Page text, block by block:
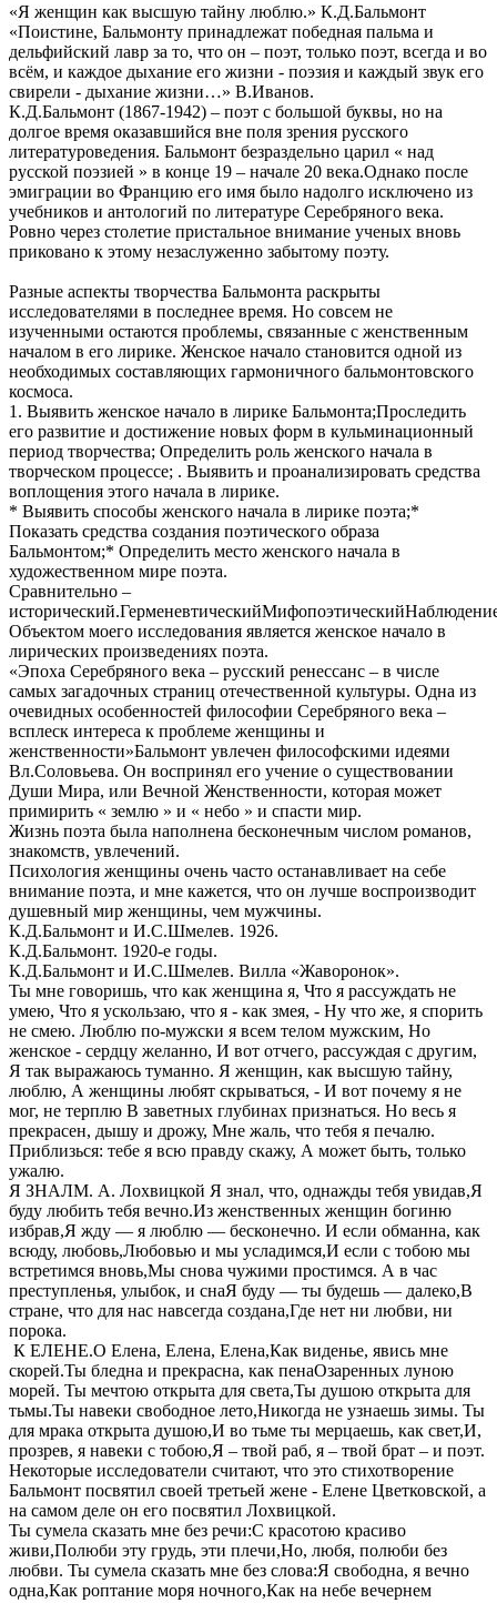
«Я женщин как высшую тайну люблю.» К.Д.Бальмонт
«Поистине, Бальмонту принадлежат победная пальма и
дельфийский лавр за то, что он – поэт, только поэт, всегда и во
всём, и каждое дыхание его жизни - поэзия и каждый звук его
свирели - дыхание жизни…» В.Иванов.
К.Д.Бальмонт (1867-1942) – поэт с большой буквы, но на
долгое время оказавшийся вне поля зрения русского
литературоведения. Бальмонт безраздельно царил « над
русской поэзией » в конце 19 – начале 20 века.Однако после
эмиграции во Францию его имя было надолго исключено из
учебников и антологий по литературе Серебряного века.
Ровно через столетие пристальное внимание ученых вновь
приковано к этому незаслуженно забытому поэту.
Разные аспекты творчества Бальмонта раскрыты
исследователями в последнее время. Но совсем не
изученными остаются проблемы, связанные с женственным
началом в его лирике. Женское начало становится одной из
необходимых составляющих гармоничного бальмонтовского
космоса.
1. Выявить женское начало в лирике Бальмонта;Проследить
его развитие и достижение новых форм в кульминационный
период творчества; Определить роль женского начала в
творческом процессе; . Выявить и проанализировать средства
воплощения этого начала в лирике.
* Выявить способы женского начала в лирике поэта;*
Показать средства создания поэтического образа
Бальмонтом;* Определить место женского начала в
художественном мире поэта.
Сравнительно –
Объектом моего исследования является женское начало в
лирических произведениях поэта.
«Эпоха Серебряного века – русский ренессанс – в числе
самых загадочных страниц отечественной культуры. Одна из
очевидных особенностей философии Серебряного века –
всплеск интереса к проблеме женщины и
женственности»Бальмонт увлечен философскими идеями
Вл.Соловьева. Он воспринял его учение о существовании
Души Мира, или Вечной Женственности, которая может
примирить « землю » и « небо » и спасти мир.
Жизнь поэта была наполнена бесконечным числом романов,
знакомств, увлечений.
Психология женщины очень часто останавливает на себе
внимание поэта, и мне кажется, что он лучше воспроизводит
душевный мир женщины, чем мужчины.
К.Д.Бальмонт и И.С.Шмелев. 1926.
К.Д.Бальмонт. 1920-е годы.
К.Д.Бальмонт и И.С.Шмелев. Вилла «Жаворонок».
Ты мне говоришь, что как женщина я, Что я рассуждать не
умею, Что я ускользаю, что я - как змея, - Ну что же, я спорить
не смею. Люблю по-мужски я всем телом мужским, Но
женское - сердцу желанно, И вот отчего, рассуждая с другим,
Я так выражаюсь туманно. Я женщин, как высшую тайну,
люблю, А женщины любят скрываться, - И вот почему я не
мог, не терплю В заветных глубинах признаться. Но весь я
прекрасен, дышу и дрожу, Мне жаль, что тебя я печалю.
Приблизься: тебе я всю правду скажу, А может быть, только
ужалю.
Я ЗНАЛМ. А. Лохвицкой Я знал, что, однажды тебя увидав,Я
буду любить тебя вечно.Из женственных женщин богиню
избрав,Я жду — я люблю — бесконечно. И если обманна, как
всюду, любовь,Любовью и мы усладимся,И если с тобою мы
встретимся вновь,Мы снова чужими простимся. А в час
преступленья, улыбок, и снаЯ буду — ты будешь — далеко,В
стране, что для нас навсегда создана,Где нет ни любви, ни
порока.
К ЕЛЕНЕ.О Елена, Елена, Елена,Как виденье, явись мне
скорей.Ты бледна и прекрасна, как пенаОзаренных луною
морей. Ты мечтою открыта для света,Ты душою открыта для
тьмы.Ты навеки свободное лето,Никогда не узнаешь зимы. Ты
для мрака открыта душою,И во тьме ты мерцаешь, как свет,И,
прозрев, я навеки с тобою,Я – твой раб, я – твой брат – и поэт.
Некоторые исследователи считают, что это стихотворение
Бальмонт посвятил своей третьей жене - Елене Цветковской, а
на самом деле он его посвятил Лохвицкой.
Ты сумела сказать мне без речи:С красотою красиво
живи,Полюби эту грудь, эти плечи,Но, любя, полюби без
любви. Ты сумела сказать мне без слова:Я свободна, я вечно
одна,Как роптание моря ночного,Как на небе вечернем